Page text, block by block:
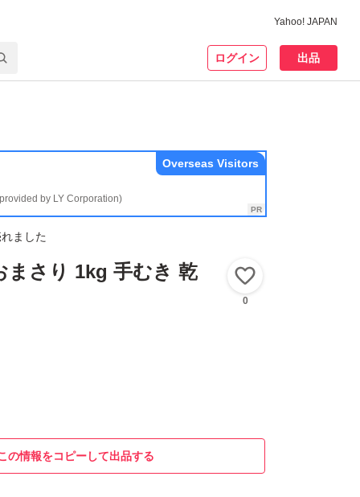
Yahoo! JAPAN
ログイン 出品
by LY Corporation)
Overseas Visitors
ました
まさり 1kg 手むき 乾
0
の情報をコピーして出品する